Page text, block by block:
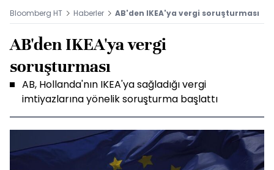
Bloomberg HT Haberler AB'den IKEA'ya vergi soruşturması
AB'den IKEA'ya vergi
soruşturması
AB, Hollanda'nın IKEA'ya sağladığı vergi
imtiyazlarına yönelik soruşturma başlattı